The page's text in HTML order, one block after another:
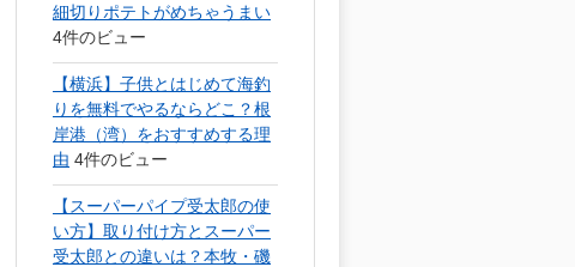
細切りポテトがめちゃうまい
4件のビュー
【横浜】子供とはじめて海釣
りを無料でやるならどこ？根
岸港（湾）をおすすめする理
由 4件のビュー
【スーパーパイプ受太郎の使
い方】取り付け方とスーパー
受太郎との違いは？本牧・磯